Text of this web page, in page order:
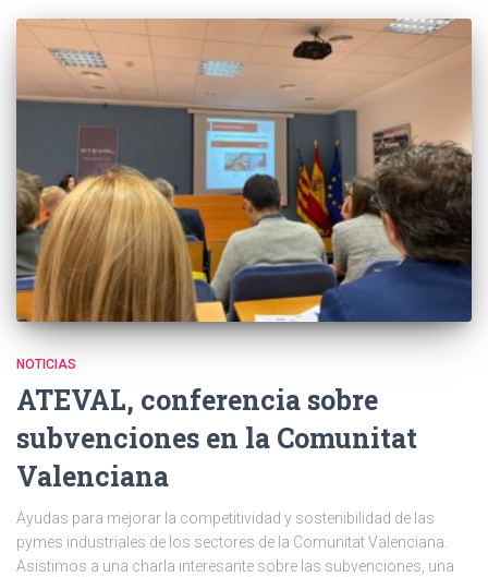
NOTICIAS
ATEVAL, conferencia sobre
subvenciones en la Comunitat
Valenciana
Ayudas para mejorar la competitividad y sostenibilidad de las
pymes industriales de los sectores de la Comunitat Valenciana.
Asistimos a una charla interesante sobre las subvenciones, una